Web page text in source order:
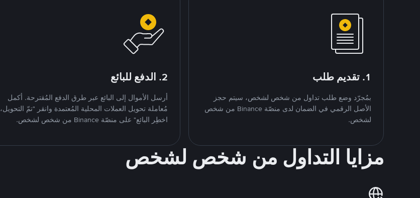
1. تقديم طلب
بمُجرّد وضع طلب تداول من شخص لشخص، سيتم حجز
الأصل الرقمي في الضمان لدى منصّة Binance من شخص
لشخص.
2. الدفع للبائع
أرسل الأموال إلى البائع عبر طرق الدفع المُقترحة. أكمل
مُعاملة تحويل العملات المحلية المُعتمدة وانقر "تمّ التحويل،
اخطِر البائع" على منصّة Binance من شخص لشخص.
مزايا التداول من شخص لشخص